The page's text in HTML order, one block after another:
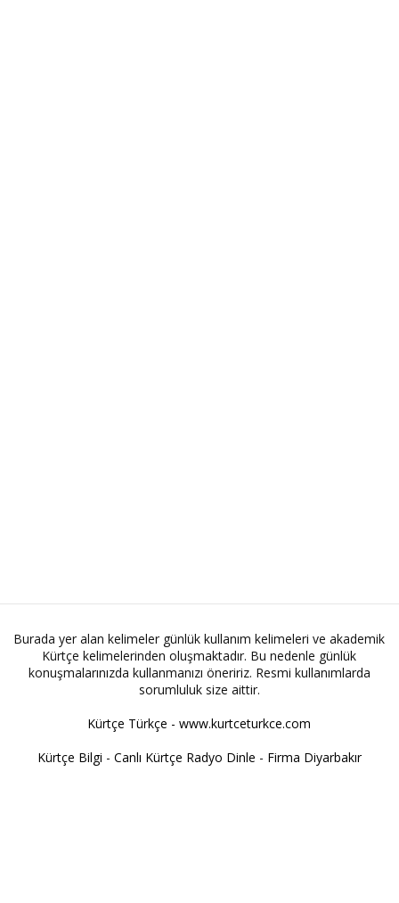
Burada yer alan kelimeler günlük kullanım kelimeleri ve akademik
Kürtçe kelimelerinden oluşmaktadır. Bu nedenle günlük
konuşmalarınızda kullanmanızı öneririz. Resmi kullanımlarda
sorumluluk size aittir.
Kürtçe Türkçe - www.kurtceturkce.com
Kürtçe Bilgi - Canlı Kürtçe Radyo Dinle - Firma Diyarbakır